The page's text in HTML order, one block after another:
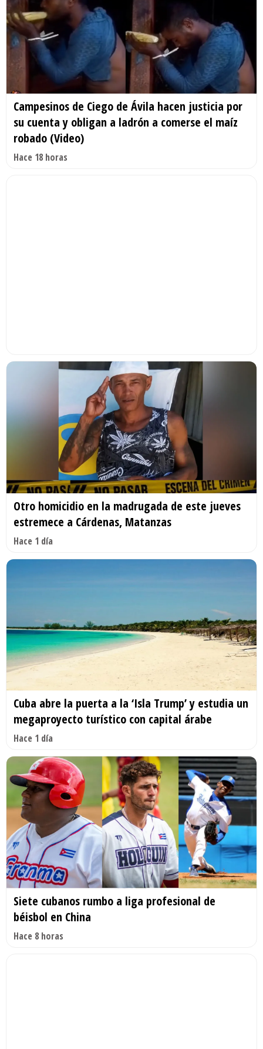
Campesinos de Ciego de Ávila hacen justicia por
su cuenta y obligan a ladrón a comerse el maíz
robado (Video)
Hace 18 horas
Otro homicidio en la madrugada de este jueves
estremece a Cárdenas, Matanzas
Hace 1 día
Cuba abre la puerta a la ‘Isla Trump’ y estudia un
megaproyecto turístico con capital árabe
Hace 1 día
Siete cubanos rumbo a liga profesional de
béisbol en China
Hace 8 horas